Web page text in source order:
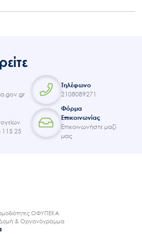
Τηλέφωνο
2108089271
25
Φόρμα
Επικοινωνίας
Επικοινωνήστε μαζί
μας
ΟΦΥΠΕΚΑ
Δομή & Οργανόγραμμα